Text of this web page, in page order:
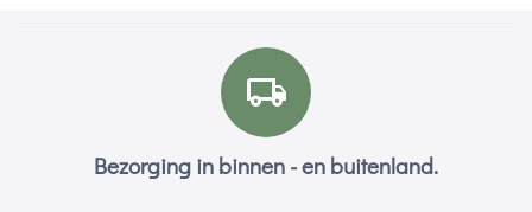
Bezorging in binnen - en buitenland.